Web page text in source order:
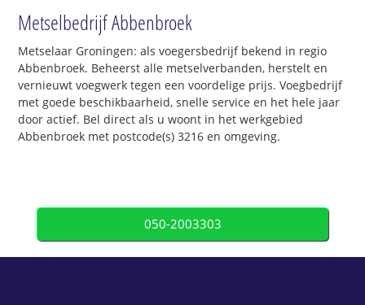
Metselbedrijf Abbenbroek
Metselaar Groningen: als voegersbedrijf bekend in regio
Abbenbroek. Beheerst alle metselverbanden, herstelt en
vernieuwt voegwerk tegen een voordelige prijs. Voegbedrijf
met goede beschikbaarheid, snelle service en het hele jaar
door actief. Bel direct als u woont in het werkgebied
Abbenbroek met postcode(s) 3216 en omgeving.
050-2003303